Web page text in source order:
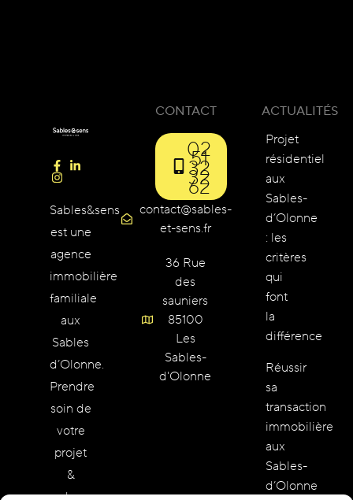
Sables&sens
est une
agence
immobilière
familiale
aux
Sables
d’Olonne.
Prendre
soin de
votre
projet
&
redonner
CONTACT
02
51
32
32
62
contact@sables-
et-sens.fr
36 Rue
des
sauniers
85100
Les
Sables-
d'Olonne
ACTUALITÉS
Projet
résidentiel
aux
Sables-
d’Olonne
: les
critères
qui
font
la
différence
Réussir
sa
transaction
immobilière
aux
Sables-
d’Olonne